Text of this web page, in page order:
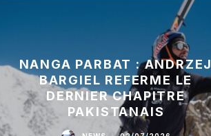
NANGA PARBAT : ANDRZEJ
BARGIEL REFERME LE
DERNIER CHAPITRE
PAKISTANAIS